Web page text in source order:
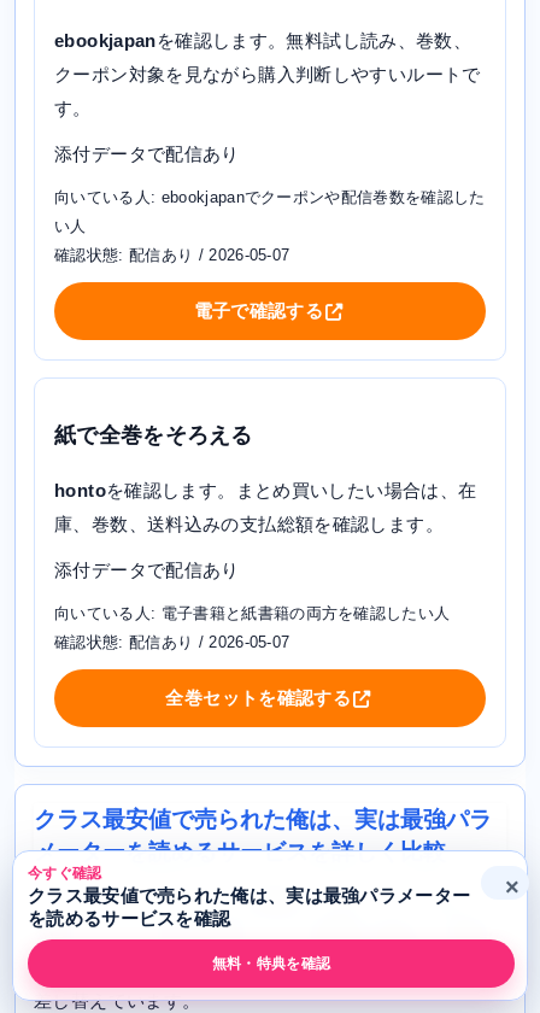
ebookjapanを確認します。無料試し読み、巻数、
クーポン対象を見ながら購入判断しやすいルートで
す。
添付データで配信あり
向いている人: ebookjapanでクーポンや配信巻数を確認した
い人
確認状態: 配信あり / 2026-05-07
電子で確認する
紙で全巻をそろえる
hontoを確認します。まとめ買いしたい場合は、在
庫、巻数、送料込みの支払総額を確認します。
添付データで配信あり
向いている人: 電子書籍と紙書籍の両方を確認したい人
確認状態: 配信あり / 2026-05-07
全巻セットを確認する
クラス最安値で売られた俺は、実は最強パラ
メーターを読めるサービスを詳しく比較
ここからは、各サービスで確認すべきポイントを詳しく
整理します。本文は漫画サービスDB側に登録した詳細テ
ンプレートを使い、作品名と確認メモだけを作品ごとに
差し替えています。
今すぐ確認
クラス最安値で売られた俺は、実は最強パラメーター
を読めるサービスを確認
無料・特典を確認
×